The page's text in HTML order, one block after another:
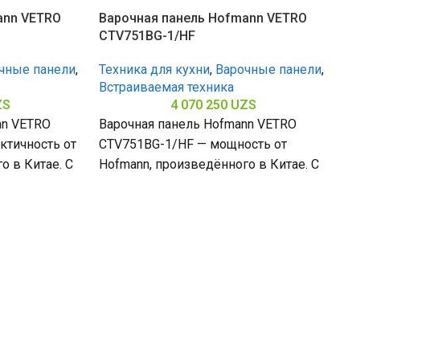
VETRO
панели,
VETRO
от
в Китае. С
Варочная панель Hofmann VETRO
CTV751BG-1/HF
Техника для кухни, Варочные панели,
Встраиваемая техника
4 070 250 UZS
Варочная панель Hofmann VETRO
CTV751BG-1/HF — мощность от
Hofmann, произведённого в Китае. С